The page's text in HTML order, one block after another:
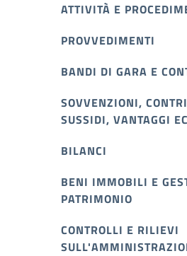
ATTIVITÀ E
PROVVEDIMENTI
BANDI DI GARA E
SOVVENZIONI,
SUSSIDI, VANTAGGI
BILANCI
BENI IMMOBILI E
PATRIMONIO
CONTROLLI E RILIEVI